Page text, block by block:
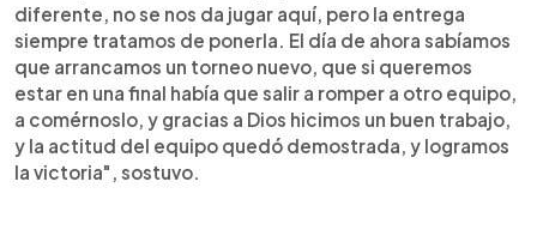
diferente, no se nos da jugar aquí, pero la entrega
siempre tratamos de ponerla. El día de ahora sabíamos
que arrancamos un torneo nuevo, que si queremos
estar en una final había que salir a romper a otro equipo,
a comérnoslo, y gracias a Dios hicimos un buen trabajo,
y la actitud del equipo quedó demostrada, y logramos
la victoria", sostuvo.